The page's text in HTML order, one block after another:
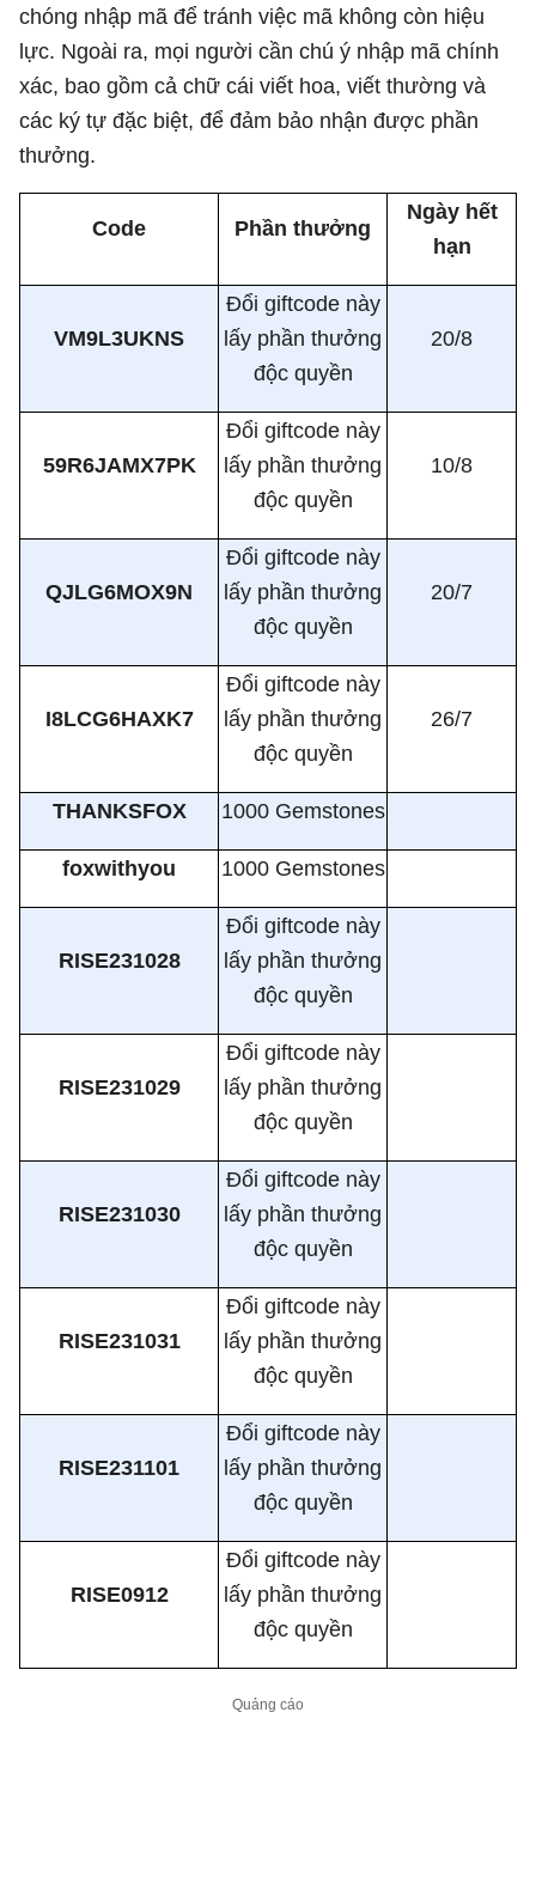
chóng nhập mã để tránh việc mã không còn hiệu
lực. Ngoài ra, mọi người cần chú ý nhập mã chính
xác, bao gồm cả chữ cái viết hoa, viết thường và
các ký tự đặc biệt, để đảm bảo nhận được phần
thưởng.
Code Phần thưởng
Ngày hết
hạn
VM9L3UKNS
Đổi giftcode này
lấy phần thưởng
độc quyền
20/8
59R6JAMX7PK
Đổi giftcode này
lấy phần thưởng
độc quyền
10/8
QJLG6MOX9N
Đổi giftcode này
lấy phần thưởng
độc quyền
20/7
I8LCG6HAXK7
Đổi giftcode này
lấy phần thưởng
độc quyền
26/7
THANKSFOX 1000 Gemstones
foxwithyou 1000 Gemstones
RISE231028
Đổi giftcode này
lấy phần thưởng
độc quyền
RISE231029
Đổi giftcode này
lấy phần thưởng
độc quyền
RISE231030
Đổi giftcode này
lấy phần thưởng
độc quyền
RISE231031
Đổi giftcode này
lấy phần thưởng
độc quyền
RISE231101
Đổi giftcode này
lấy phần thưởng
độc quyền
RISE0912
Đổi giftcode này
lấy phần thưởng
độc quyền